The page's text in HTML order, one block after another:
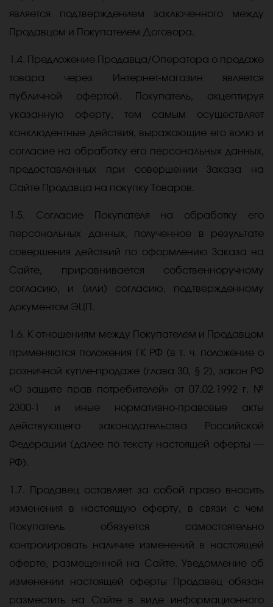
является подтверждением заключенного между
Продавцом и Покупателем Договора.
1.4. Предложение Продавца/Оператора о продаже
товара через Интернет-магазин является
публичной офертой. Покупатель, акцептируя
указанную оферту, тем самым осуществляет
конклюдентные действия, выражающие его волю и
согласие на обработку его персональных данных,
предоставленных при совершении Заказа на
Сайте Продавца на покупку Товаров.
1.5. Согласие Покупателя на обработку его
персональных данных, полученное в результате
совершения действий по оформлению Заказа на
Сайте, приравнивается собственноручному
согласию, и (или) согласию, подтвержденному
документом ЭЦП.
1.6. К отношениям между Покупателем и Продавцом
применяются положения ГК РФ (в т. ч. положение о
розничной купле-продаже (глава 30, § 2), закон РФ
«О защите прав потребителей» от 07.02.1992 г. №
2300-1 и иные нормативно-правовые акты
действующего законодательства Российской
Федерации (далее по тексту настоящей оферты —
РФ).
1.7. Продавец оставляет за собой право вносить
изменения в настоящую оферту, в связи с чем
Покупатель обязуется самостоятельно
контролировать наличие изменений в настоящей
оферте, размещенной на Сайте. Уведомление об
изменении настоящей оферты Продавец обязан
разместить на Сайте в виде информационного